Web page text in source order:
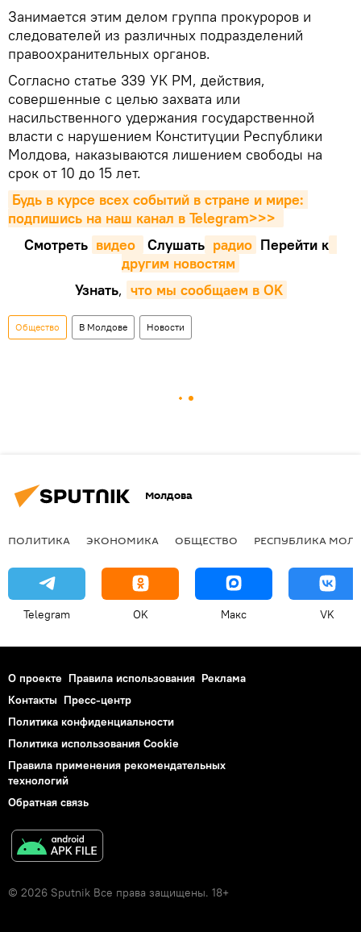
Занимается этим делом группа прокуроров и
следователей из различных подразделений
правоохранительных органов.
Согласно статье 339 УК РМ, действия,
совершенные с целью захвата или
насильственного удержания государственной
власти с нарушением Конституции Республики
Молдова, наказываются лишением свободы на
срок от 10 до 15 лет.
Будь в курсе всех событий в стране и мире:
подпишись на наш канал в Telegram>>>
Смотреть видео Cлушать радио Перейти к
другим новостям
Узнать, что мы сообщаем в OK
Общество В Молдове Новости
Молдова
ПОЛИТИКА ЭКОНОМИКА ОБЩЕСТВО РЕСПУБЛИКА
Telegram OK Макс VK
О проекте Правила использования Реклама
Контакты Пресс-центр
Политика конфиденциальности
Политика использования Cookie
Правила применения рекомендательных
технологий
Обратная связь
© 2026 Sputnik Все права защищены. 18+